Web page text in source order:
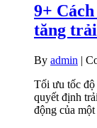
9+
tăng
By admin |
Tối ưu tốc độ
quyết định
động của